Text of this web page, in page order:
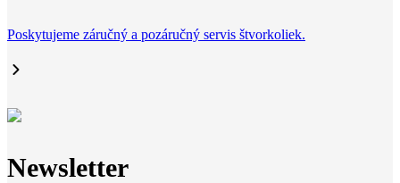
Poskytujeme záručný a pozáručný servis štvorkoliek.
Newsletter